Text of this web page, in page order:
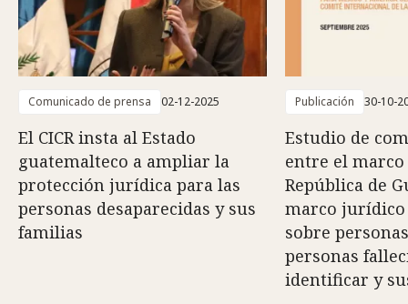
Comunicado de prensa 02-12-2025
El CICR insta al Estado
guatemalteco a ampliar la
protección jurídica para las
personas desaparecidas y sus
familias
Publicación 30-10-
Estudio de
entre el
República de
marco
sobre
personas
identificar y